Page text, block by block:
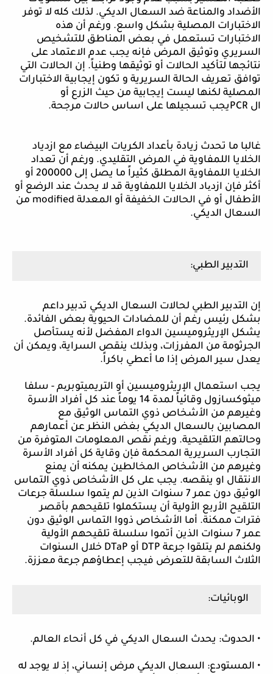
الأضداد والمناعة ضد السعال الديكي. لذلك كله لا توفر
الاختبارات المصلية بشكل واسع. ورغم أن هذه
الاختبارات تستعمل في بعض المناطق للتشخيص
السريري وتوثيق المرض فإنه يجب عدم الاعتماد على
نتائجها لتأكيد الحالات أو توثيقها وطنياً. إن الحالات التي
توافق تعريف الحالة السريرية و تكون إيجابية الاختبارات
المصلية لكنها ليست إيجابية من حيث الزرع أو
ال PCRيجب تسجيلها على اساس حالات مرجحة.
غالبا ما تحدث زيادة بأعداد الكريات البيضاء مع ازدياد
الخلايا اللمفاوية في المرض التقليدي. ورغم أن تعداد
الخلايا اللمفاوية المطلق كثيراً ما يصل إلى 200000 أو
أكثر فإن ازدیاد الخلايا اللمفاوية قد لا يحدث عند الرضع أو
الأطفال أو في الحالات الخفيفة أو المعدلة modified من
السعال الديكي.
التدبيرالطبي:
إن التدبير الطبي لحالات السعال الديكي تدبير داعم
بشكل رئيس رغم أن للمضادات الحيوية بعض الفائدة.
يشكل الإريثروميسين الدواء المفضل لأنه يستأصل
الجرثومة من المفرزات، وبذلك ينقص السراية، ويمكن أن
يعدل سير المرض إذا ما أعطي باكراً.
يجب استعمال الإريثروميسين أو التريميتوبریم - سلفا
ميثوكسازول وقائياً لمدة 14 يوماً عند كل أفراد الأسرة
وغيرهم من الأشخاص ذوي التماس الوثيق مع
المصابين بالسعال الديكي بغض النظر عن أعمارهم
وحالتهم التلقيحية. ورغم نقص المعلومات المتوفرة من
التجارب السريرية المحكمة فإن وقاية كل أفراد الأسرة
وغيرهم من الأشخاص المخالطين يمكنه أن يمنع
الانتقال او ينقصه. يجب على كل الأشخاص ذوي التماس
الوثيق دون عمر 7 سنوات الذين لم يتموا سلسلة جرعات
التلقيح الأربع الأولية أن يستكملوا تلقيحهم بأقصر
فترات ممكنة. أما الأشخاص ذووا التماس الوثيق دون
عمر 7 سنوات الذين أتموا سلسلة تلقيحهم الأولية
ولكنهم لم يتلقوا جرعة DTP أو DTaP خلال السنوات
الثلاث السابقة للتعرض فيجب إعطاؤهم جرعة معززة.
الوبائيات:
• الحدوث: يحدث السعال الديكي في كل أنحاء العالم.
• المستودع: السعال الديكي مرض إنساني، إذ لا يوجد له